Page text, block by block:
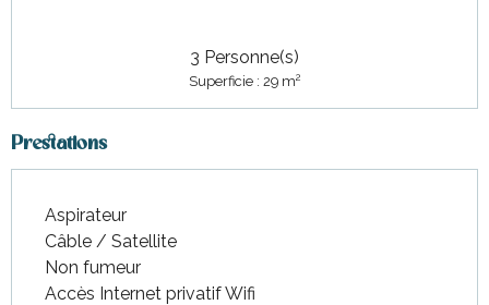
3 Personne(s)
Superficie : 29 m2
Prestations
Aspirateur
Câble / Satellite
Non fumeur
Accès Internet privatif Wifi